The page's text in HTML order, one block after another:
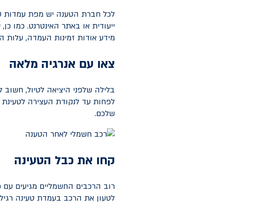
לכל חברת הטענה יש מפת עמדות
ייעודית או באתר האינטרנט. כמו
מידע אודות זמינות העמדה, עלות
צאו עם אנרגיה מלאה
בלילה שלפני היציאה לטיול,
לפחות עד לנקודת העצירה
שלכם.
קחו את כבל הטעינה
רוב הרכבים החשמליים מגיעים עם
לטעון את הרכב בעמדת טעינה